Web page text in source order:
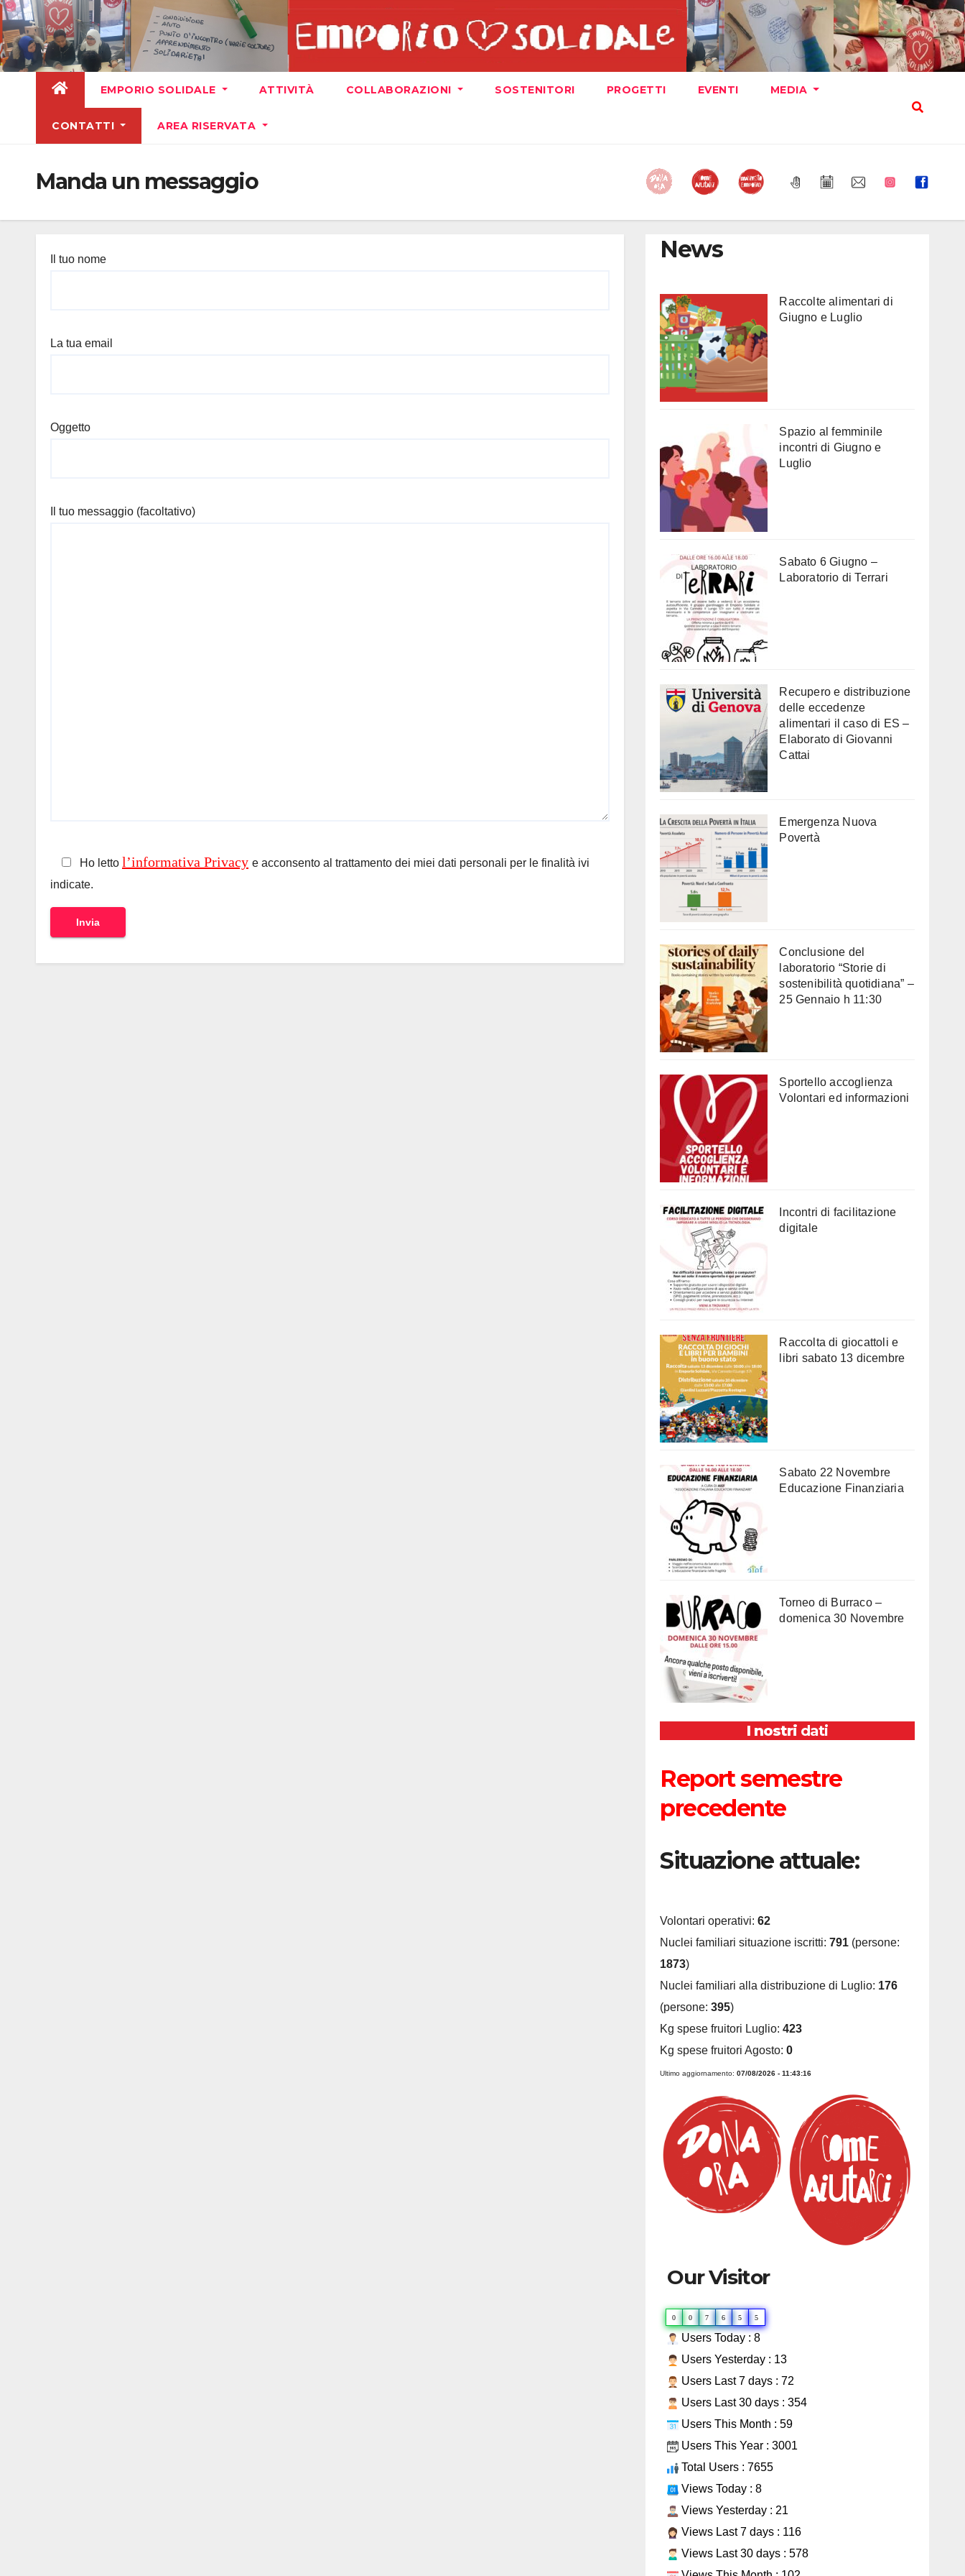
Vai
al
contenuto
EMPORIO SOLIDALE ATTIVITÀ COLLABORAZIONI SOSTENITORI PROGETTI EVENTI MEDIA
CONTATTI AREA RISERVATA
Manda un messaggio
Il tuo nome
La tua email
Oggetto
Il tuo messaggio (facoltativo)
Ho letto l’informativa Privacy e acconsento al trattamento dei miei dati personali per le finalità ivi
indicate.
News
Raccolte alimentari di
Giugno e Luglio
Spazio al femminile
incontri di Giugno e
Luglio
Sabato 6 Giugno –
Laboratorio di Terrari
Recupero e distribuzione
delle eccedenze
alimentari il caso di ES –
Elaborato di Giovanni
Cattai
Emergenza Nuova
Povertà
Conclusione del
laboratorio “Storie di
sostenibilità quotidiana” –
25 Gennaio h 11:30
Sportello accoglienza
Volontari ed informazioni
Incontri di facilitazione
digitale
Raccolta di giocattoli e
libri sabato 13 dicembre
Sabato 22 Novembre
Educazione Finanziaria
Torneo di Burraco –
domenica 30 Novembre
I nostri dati
Report semestre
precedente
Situazione attuale:
Volontari operativi:62
Nuclei familiari situazione iscritti:791 (persone:
1873)
Nuclei familiari alla distribuzione di Luglio: 176
(persone:395)
Kg spese fruitori Luglio: 423
Kg spese fruitori Agosto: 0
Ultimo aggiornamento:07/08/2026 - 11:43:16
Our Visitor
0 0 7 6 5 5
Users Today : 8
Users Yesterday : 13
Users Last 7 days : 72
Users Last 30 days : 354
Users This Month : 59
Users This Year : 3001
Total Users : 7655
Views Today : 8
Views Yesterday : 21
Views Last 7 days : 116
Views Last 30 days : 578